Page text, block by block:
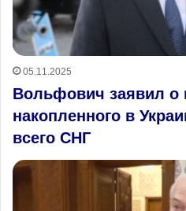
05.11.2025
Вольфович заявил о
накопленного в
всего СНГ